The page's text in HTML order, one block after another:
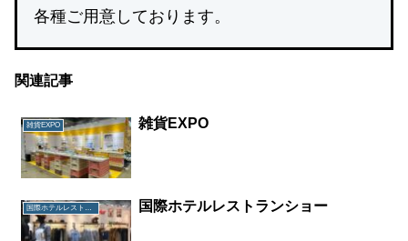
各種ご用意しております。
関連記事
雑貨EXPO 雑貨EXPO
国際ホテルレストランショー